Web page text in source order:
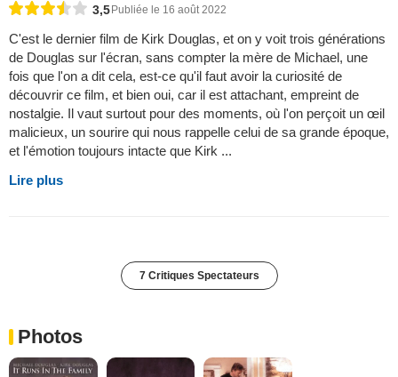
3,5 Publiée le 16 août 2022
C'est le dernier film de Kirk Douglas, et on y voit trois générations
de Douglas sur l'écran, sans compter la mère de Michael, une
fois que l'on a dit cela, est-ce qu'il faut avoir la curiosité de
découvrir ce film, et bien oui, car il est attachant, empreint de
nostalgie. Il vaut surtout pour des moments, où l'on perçoit un œil
malicieux, un sourire qui nous rappelle celui de sa grande époque,
et l'émotion toujours intacte que Kirk ...
Lire plus
7 Critiques Spectateurs
Photos